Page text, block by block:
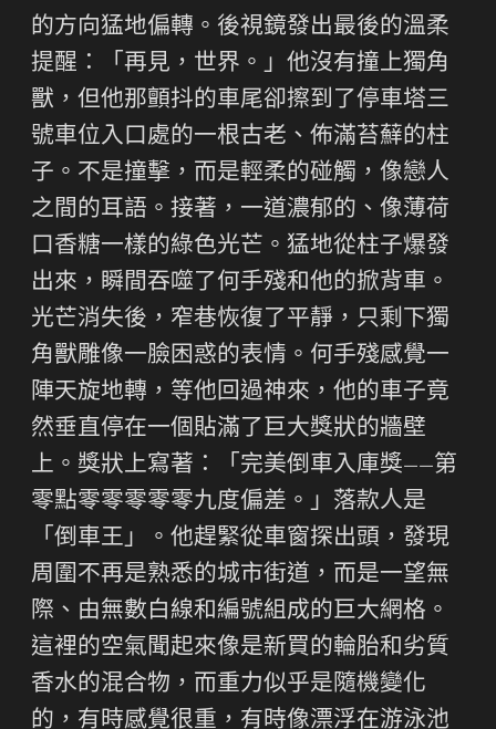
的方向猛地偏轉。後視鏡發出最後的溫柔
提醒：「再見，世界。」他沒有撞上獨角
獸，但他那顫抖的車尾卻擦到了停車塔三
號車位入口處的一根古老、佈滿苔蘚的柱
子。不是撞擊，而是輕柔的碰觸，像戀人
之間的耳語。接著，一道濃郁的、像薄荷
口香糖一樣的綠色光芒。猛地從柱子爆發
出來，瞬間吞噬了何手殘和他的掀背車。
光芒消失後，窄巷恢復了平靜，只剩下獨
角獸雕像一臉困惑的表情。何手殘感覺一
陣天旋地轉，等他回過神來，他的車子竟
然垂直停在一個貼滿了巨大獎狀的牆壁
上。獎狀上寫著：「完美倒車入庫獎——第
零點零零零零零九度偏差。」落款人是
「倒車王」。他趕緊從車窗探出頭，發現
周圍不再是熟悉的城市街道，而是一望無
際、由無數白線和編號組成的巨大網格。
這裡的空氣聞起來像是新買的輪胎和劣質
香水的混合物，而重力似乎是隨機變化
的，有時感覺很重，有時像漂浮在游泳池